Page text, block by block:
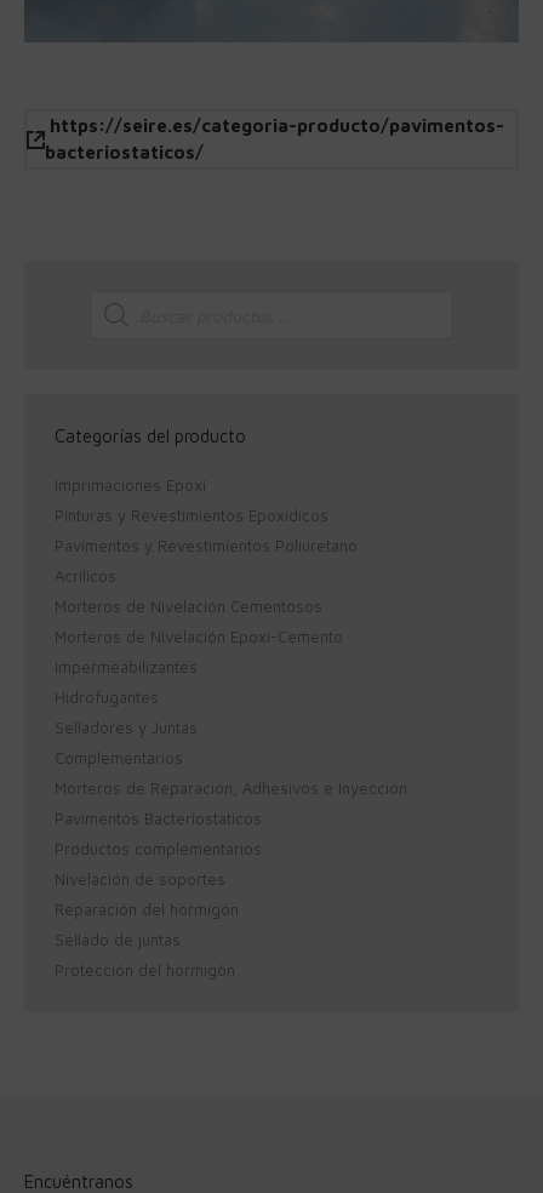
https://seire.es/categoria-producto/pavimentos-
bacteriostaticos/
de
productos
Categorías del producto
Imprimaciones Epoxi
Pinturas y Revestimientos Epoxídicos
Pavimentos y Revestimientos Poliuretano
Acrílicos
Morteros de Nivelación Cementosos
Morteros de Nivelación Epoxi-Cemento
Impermeabilizantes
Hidrofugantes
Selladores y Juntas
Complementarios
Morteros de Reparación, Adhesivos e Inyección
Pavimentos Bacteriostaticos
Productos complementarios
Nivelación de soportes
Reparación del hormigón
Sellado de juntas
Protección del hormigón
Encuéntranos